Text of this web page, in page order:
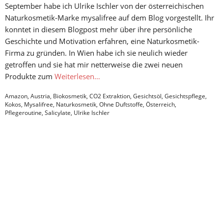
September habe ich Ulrike Ischler von der österreichischen
Naturkosmetik-Marke mysalifree auf dem Blog vorgestellt. Ihr
konntet in diesem Blogpost mehr über ihre persönliche
Geschichte und Motivation erfahren, eine Naturkosmetik-
Firma zu gründen. In Wien habe ich sie neulich wieder
getroffen und sie hat mir netterweise die zwei neuen
Produkte zum Weiterlesen…
Amazon, Austria, Biokosmetik, CO2 Extraktion, Gesichtsöl, Gesichtspflege,
Kokos, Mysalifree, Naturkosmetik, Ohne Duftstoffe, Österreich,
Pflegeroutine, Salicylate, Ulrike Ischler